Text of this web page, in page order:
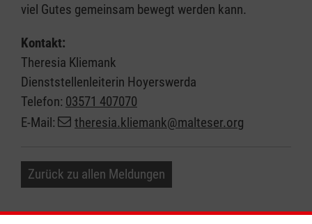
viel Gutes gemeinsam bewegt werden kann.
Kontakt:
Theresia Kliemank
Dienststellenleiterin Hoyerswerda
Telefon: 03571 407070
E-Mail:
theresia.kliemank@malteser.org
Zurück zu allen Meldungen